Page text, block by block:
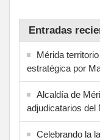
Entradas
Mérida
estratégica por
Alcaldía de
adjudicatarios del
Celebrando la